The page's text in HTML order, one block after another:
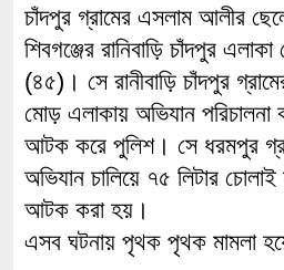
চাঁদপুর গ্রামের এসলাম আলীর
শিবগঞ্জের রানিবাড়ি চাঁদপুর
(৪৫)। সে রানীবাড়ি চাঁদপুর
মোড় এলাকায় অভিযান
আটক করে পুলিশ। সে ধরমপুর
অভিযান চালিয়ে ৭৫ লিটার
আটক করা হয়।
এসব ঘটনায় পৃথক পৃথক মামলা